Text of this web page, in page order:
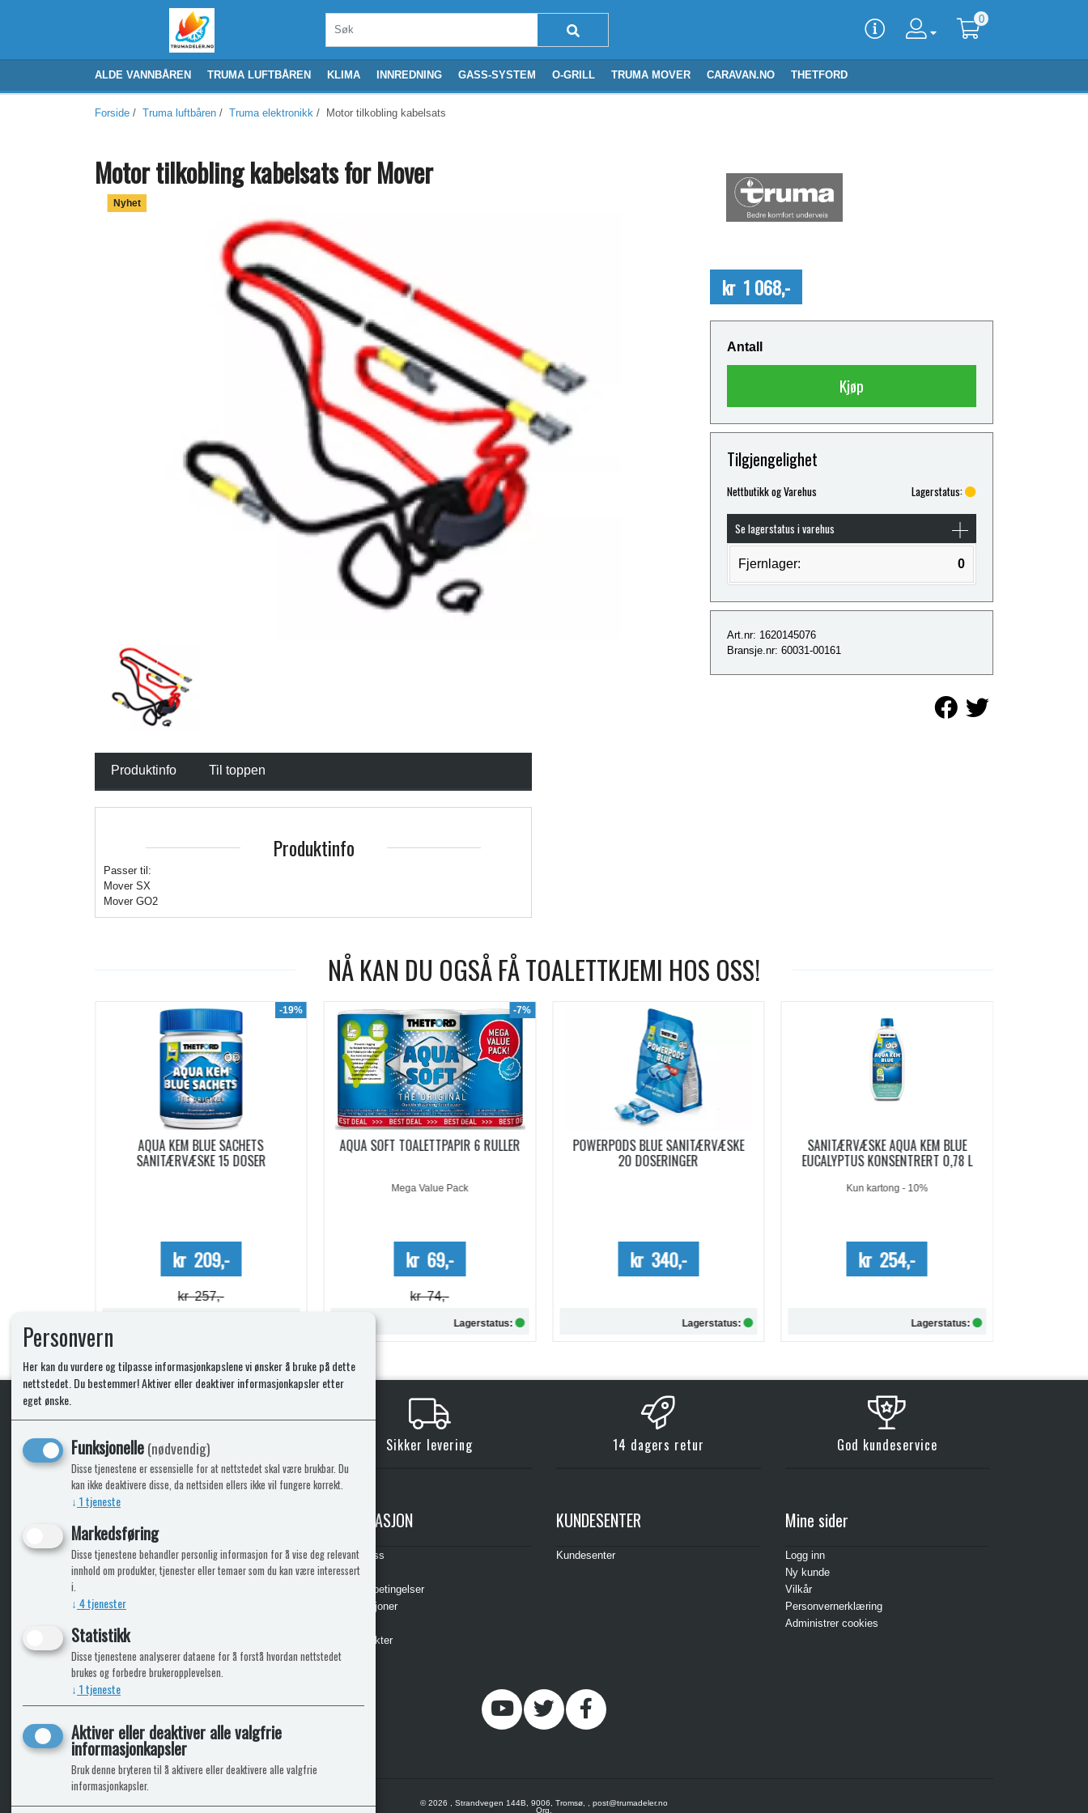
0
ALDE VANNBÅREN TRUMA LUFTBÅREN KLIMA INNREDNING GASS-SYSTEM O-GRILL TRUMA MOVER CARAVAN.NO THETFORD
Forside / Truma luftbåren / Truma elektronikk / Motor tilkobling kabelsats for Mover
Motor tilkobling kabelsats for Mover
Nyhet
kr 1 068,-
Antall
Kjøp
Tilgjengelighet
Nettbutikk og Varehus Lagerstatus:
Se lagerstatus i varehus
Fjernlager: 0
Art.nr: 1620145076
Bransje.nr: 60031-00161
Produktinfo Til toppen
Produktinfo
Passer til:
Mover SX
Mover GO2
NÅ KAN DU OGSÅ FÅ TOALETTKJEMI HOS OSS!
-7%
AQUA SOFT TOALETTPAPIR 6 RULLER
kr 69,-
kr 74,-
Kjøp
POWERPODS BLUE SANITÆRVÆSKE
kr 340,-
Lagerstatus:
SANITÆRVÆSKE AQUA KEM BLUE
EUCALYPTUS KONSENTRERT 0,78 L
kr 254,-
Lagerstatus:
AQUA KEM BLUE SACHETS
SANITÆRVÆSKE 15 DOSER
kr 209,-
Lagerstatus:
KLikk & hent Sikker levering 14 dagers retur God kundeservice
ICARAVANGRUPPEN
Bobilkjeden - iCaravan Tromsø
Caravan.no - når camping er livet
Fritidsvarehuset.no - barn og velvære
INFORMASJON
Kontakt oss
Cookies
Leveringsbetingelser
Reklamasjoner
Alle produkter
KUNDESENTER
Kundesenter
Mine sider
Logg inn
Ny kunde
Vilkår
Personvernerklæring
Administrer cookies
© 2026 , Strandvegen 144B, 9006, Tromsø, , post@trumadeler.no
Org.
Personvern
Her kan du vurdere og tilpasse informasjonkapslene vi ønsker å bruke på dette
nettstedet. Du bestemmer! Aktiver eller deaktiver informasjonkapsler etter
eget ønske.
Funksjonelle(nødvendig)
Disse tjenestene er essensielle for at nettstedet skal være brukbar. Du
kan ikke deaktivere disse, da nettsiden ellers ikke vil fungere korrekt.
↓ 1tjeneste
Markedsføring
Disse tjenestene behandler personlig informasjon for å vise deg relevant
innhold om produkter, tjenester eller temaer som du kan være interessert
i.
↓ 4tjenester
Statistikk
Disse tjenestene analyserer dataene for å forstå hvordan nettstedet
brukes og forbedre brukeropplevelsen.
↓ 1tjeneste
Aktiver eller deaktiver alle valgfrie
informasjonkapsler
Bruk denne bryteren til å aktivere eller deaktivere alle valgfrie
informasjonkapsler.